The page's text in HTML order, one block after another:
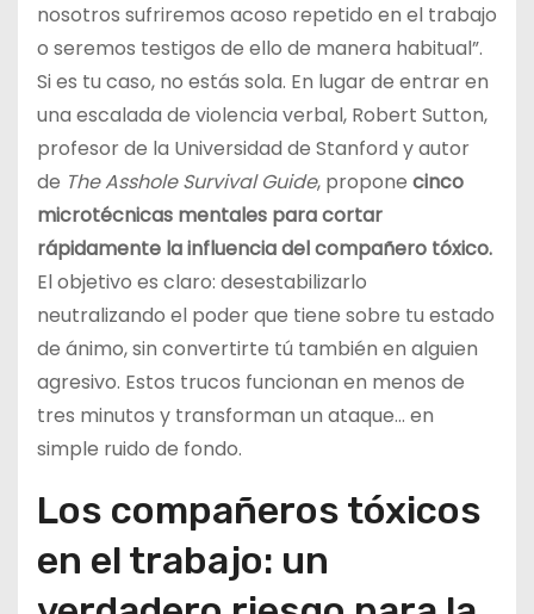
nosotros sufriremos acoso repetido en el trabajo
o seremos testigos de ello de manera habitual”.
Si es tu caso, no estás sola. En lugar de entrar en
una escalada de violencia verbal, Robert Sutton,
profesor de la Universidad de Stanford y autor
de The Asshole Survival Guide, propone cinco
microtécnicas mentales para cortar
rápidamente la influencia del compañero tóxico.
El objetivo es claro: desestabilizarlo
neutralizando el poder que tiene sobre tu estado
de ánimo, sin convertirte tú también en alguien
agresivo. Estos trucos funcionan en menos de
tres minutos y transforman un ataque… en
simple ruido de fondo.
Los compañeros tóxicos
en el trabajo: un